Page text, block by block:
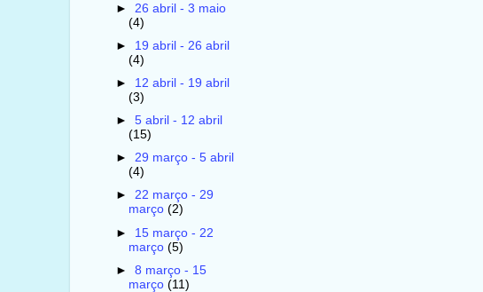
► 26 abril - 3 maio
(4)
► 19 abril - 26 abril
(4)
► 12 abril - 19 abril
(3)
► 5 abril - 12 abril
(15)
► 29 março - 5 abril
(4)
► 22 março - 29
março (2)
► 15 março - 22
março (5)
► 8 março - 15
março (11)